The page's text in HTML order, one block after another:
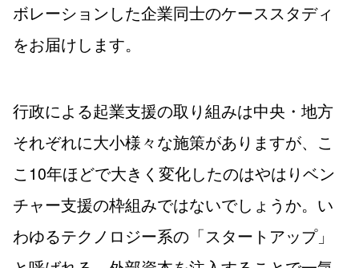
ボレーションした企業同士のケーススタディ
をお届けします。
行政による起業支援の取り組みは中央・地方
それぞれに大小様々な施策がありますが、こ
こ10年ほどで大きく変化したのはやはりベン
チャー支援の枠組みではないでしょうか。い
わゆるテクノロジー系の「スタートアップ」